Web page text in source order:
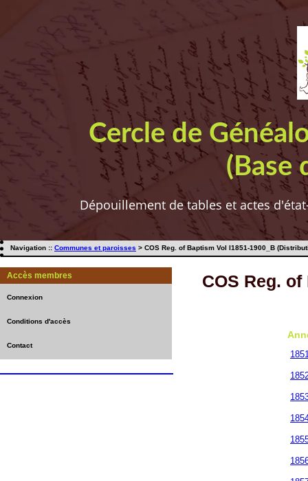
Cercle de
(Base
Dépouillement de tables et actes
Navigation :: Communes et paroisses > COS Reg. of Baptism Vol I1851-1900_B
Accès membres
Connexion
Conditions d'accès
Contact
COS Reg.